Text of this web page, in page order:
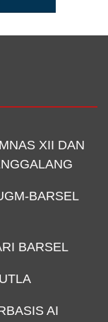
XII DAN
BARSEL
BARSEL
AI